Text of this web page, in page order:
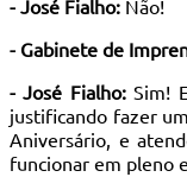
- José Fialho: Não!
- Gabinete de
- José Fialho:Sim!
justificando fazer
Aniversário, e
funcionar em pleno